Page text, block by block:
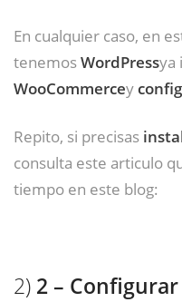
En cualquier caso, en
tenemosWordPressya
WooCommercey
Repito, si precisas
consulta este articulo
tiempo en este blog:
2) 2 –